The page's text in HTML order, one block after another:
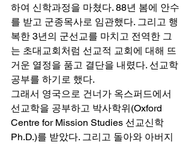
하여 신학과정을 마쳤다. 88년 봄에 안수
를 받고 군종목사로 임관했다. 그리고 행
복한 3년의 군선교를 마치고 전역한 그
는 초대교회처럼 선교적 교회에 대해 뜨
거운 열정을 품고 결단을 내렸다. 선교학
공부를 하기로 했다.
그래서 영국으로 건너가 옥스퍼드에서
선교학을 공부하고 박사학위(Oxford
Centre for Mission Studies 선교신학
Ph.D.)를 받았다. 그리고 돌아와 아버지